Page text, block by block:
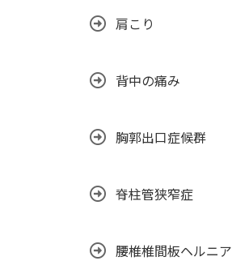
肩こり
背中の痛み
胸郭出口症候群
脊柱管狭窄症
腰椎椎間板ヘルニア